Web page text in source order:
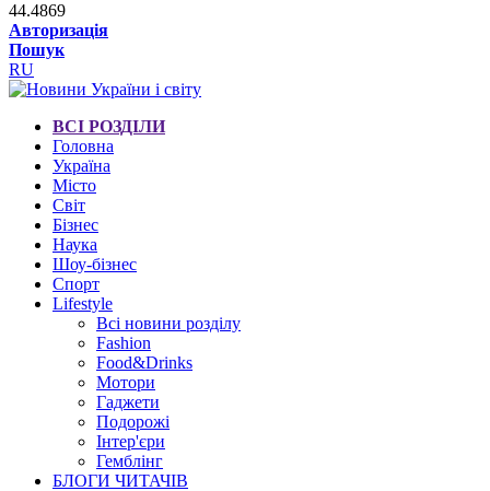
44.4869
Авторизація
Пошук
RU
ВСІ РОЗДІЛИ
Головна
Україна
Місто
Світ
Бізнес
Наука
Шоу-бізнес
Спорт
Lifestyle
Всі новини розділу
Fashion
Food&Drinks
Мотори
Гаджети
Подорожі
Інтер'єри
Гемблінг
БЛОГИ ЧИТАЧІВ